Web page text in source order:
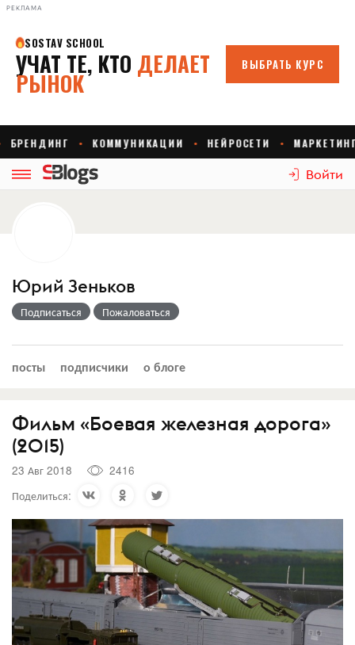
РЕКЛАМА
Войти
Юрий Зеньков
Подписаться Пожаловаться
посты подписчики о блоге
Фильм «Боевая железная дорога»
(2015)
23 Авг 2018
2416
Поделиться: